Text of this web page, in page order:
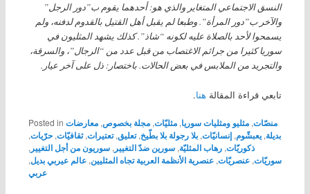
النسق الاجتماعي المتغاير والذي هو: أحدهما يقوم ب”دور الرجل”
والآخر ب”دور المرأة”. وطبعا لم يقبل أهل القتيل بالقدوم لدفنه، ولم
يسمحوا لأحد بالصلاة عليه لكونه “شاذ”. كذلك يشهد المثليون في
سوريا كثيرا من جرائم الاغتصاب من قبل عدد من “الرجال”، والسرقة،
والتجريد من الملابس في بعض الحالات. باختصار: ذل على آخر عيار.
تابعي قراءة المقالة هنا.
Posted in منصّات,مثليو ومثليات سوريا,مثليّات,مجلة بخصوص,معارضات
بديلة,يعبشّوم,إنسانيّات,بلا رجولة بلا بطّيخ,تعليق,تعتيرات,ثقافيّات,حرّيات,
ذكوريّات,رهاب المثليّة,سورين ضدّ التغيير,سوريون من أجل التغيير,
سوريّات,عنصريّات,عنصرية الأنظمة العربية تجاه المثليين,عالم عيربي بديل,
عربي